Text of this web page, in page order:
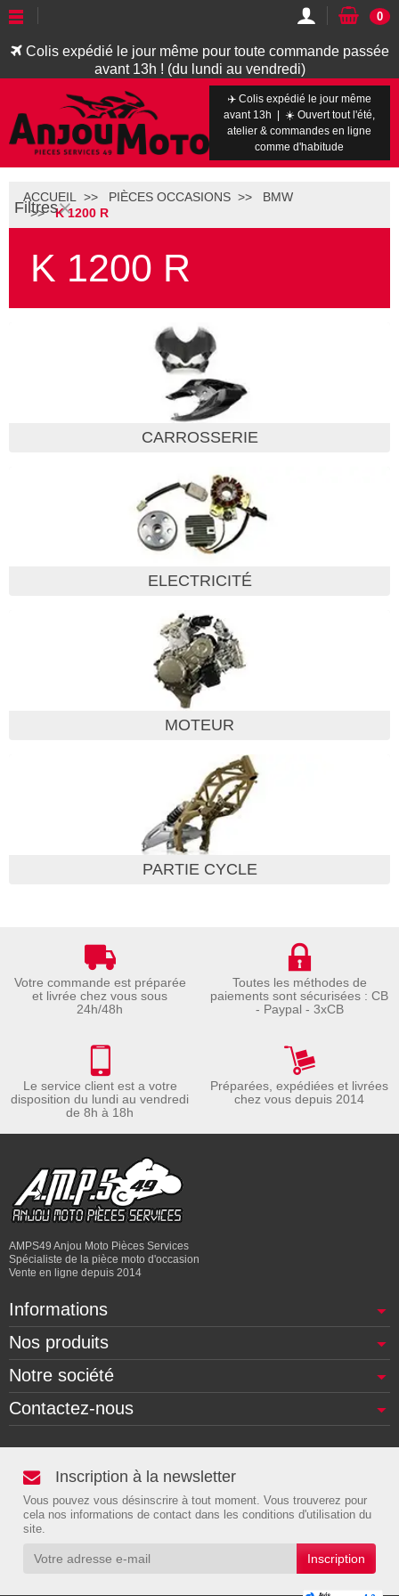
Colis expédié le jour même pour toute commande passée
avant 13h ! (du lundi au vendredi)
0
✈️ Colis expédié le jour même
avant 13h | ☀️ Ouvert tout l'été,
atelier & commandes en ligne
comme d'habitude
Filtres
ACCUEIL PIÈCES OCCASIONS
BMW
K 1200 R
K 1200 R
CARROSSERIE
ELECTRICITÉ
MOTEUR
PARTIE CYCLE
Votre commande est préparée
et livrée chez vous sous
24h/48h
Toutes les méthodes de
paiements sont sécurisées : CB
- Paypal - 3xCB
Le service client est a votre
disposition du lundi au vendredi
de 8h à 18h
Préparées, expédiées et livrées
chez vous depuis 2014
AMPS49 Anjou Moto Pièces Services
Spécialiste de la pièce moto d'occasion
Vente en ligne depuis 2014
Informations
Nos produits
Notre société
Contactez-nous
Inscription à la newsletter
Vous pouvez vous désinscrire à tout moment. Vous trouverez pour
cela nos informations de contact dans les conditions d'utilisation du
site.